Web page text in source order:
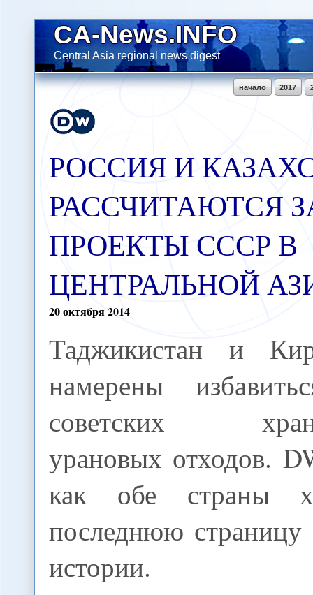
CA-News.INFO
Central Asia regional news digest
2017
начало
РОССИЯ И
РАССЧИТАЮТСЯ
ПРОЕКТЫ СССР В
ЦЕНТРАЛЬНОЙ
20октября2014
Таджикистан и
намерены
советских
урановых отходов.
как обе страны
последнюю страницу
истории.